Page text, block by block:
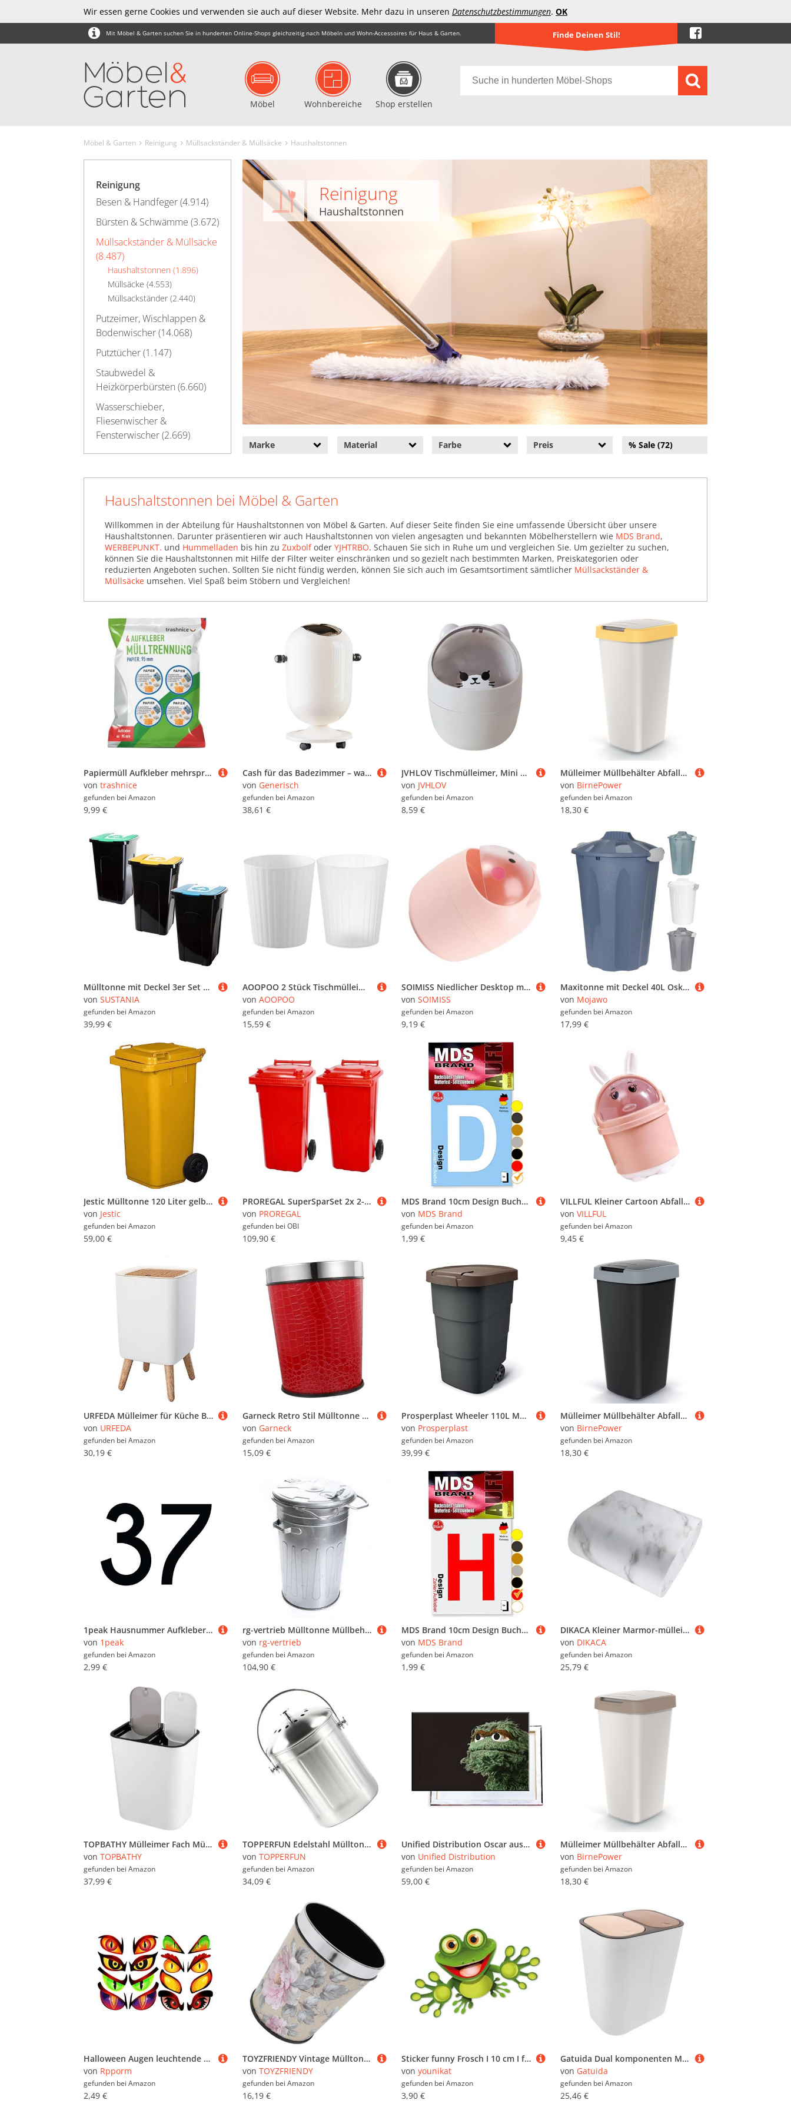
Wir essen gerne Cookies und verwenden sie auch auf dieser Website. Mehr dazu in unseren Datenschutzbestimmungen. OK
Mit Möbel & Garten suchen Sie in hunderten Online-Shops gleichzeitig nach Möbeln und Wohn-Accessoires für Haus & Garten. Finde Deinen Stil!
Möbel Wohnbereiche Shop erstellen
Möbel & Garten Reinigung Müllsackständer & Müllsäcke Haushaltstonnen
Reinigung
Besen & Handfeger (4.914)
Bürsten & Schwämme (3.672)
Müllsackständer & Müllsäcke
(8.487)
Haushaltstonnen (1.896)
Müllsäcke (4.553)
Müllsackständer (2.440)
Putzeimer, Wischlappen &
Bodenwischer (14.068)
Putztücher (1.147)
Staubwedel &
Heizkörperbürsten (6.660)
Wasserschieber,
Fliesenwischer &
Fensterwischer (2.669)
Reinigung
Haushaltstonnen
Marke Material Farbe Preis % Sale (72)
Haushaltstonnen bei Möbel & Garten
Willkommen in der Abteilung für Haushaltstonnen von Möbel & Garten. Auf dieser Seite finden Sie eine umfassende Übersicht über unsere
Haushaltstonnen. Darunter präsentieren wir auch Haushaltstonnen von vielen angesagten und bekannten Möbelherstellern wie MDS Brand,
WERBEPUNKT. und Hummelladen bis hin zu Zuxbolfoder YJHTRBO. Schauen Sie sich in Ruhe um und vergleichen Sie. Um gezielter zu suchen,
können Sie die Haushaltstonnen mit Hilfe der Filter weiter einschränken und so gezielt nach bestimmten Marken, Preiskategorien oder
reduzierten Angeboten suchen. Sollten Sie nicht fündig werden, können Sie sich auch im Gesamtsortiment sämtlicher Müllsackständer &
Müllsäcke umsehen. Viel Spaß beim Stöbern und Vergleichen!
Papiermüll Aufkleber mehrsprachig 4er Pack für Mülltrennung Aufkleber Mülltonne Abfalleimer Set Abfall Abfalleimer-Aufkleber 95 mm, Papiermüll Mülltonnenaufkleber. Mülltonnen Abfalltrennung Papierkorb
von trashnice
gefunden bei Amazon
9,99 €
Cash für das Badezimmer – wasserdichte Mülltonne | 15 l Kanille Hundekissen | Recycling-Organizer mit Rollen für Büro und Gastronomie
von Generisch
gefunden bei Amazon
38,61 €
JVHLOV Tischmülleimer, Mini Mülleimer mit Deckel, Desktop-Mülleimer, Mülltonne Klein Papierkorb, Tragbarer Abnehmbarer Tischabfalleimer, Kunststoff Abfallbehälter für Büro(Weiß/Grau) (Grau)
von JVHLOV
gefunden bei Amazon
8,59 €
Mülleimer Müllbehälter Abfalleimer Biomülleimer Aschgrau mit Deckel Abfallsammler Mülltonne Papierkorb Schwingeimer (Gelb, 25L)
von BirnePower
gefunden bei Amazon
18,30 €
Mülltonne mit Deckel 3er Set 50 Liter Abfalleimer Abfalltonnne Mülleimer mit Farbkodierten Deckeln für Effiziente Drinnen & Draußen Mülltrennung, Langlebig & Wetterfest, 56x36x36cm, Made in EU
von SUSTANIA
gefunden bei Amazon
39,99 €
AOOPOO 2 Stück Tischmülleimer mit Deckel, Mini Mülleimer Tischabfalleimer, Mülltonne Klein Papierkorb aus Kunststoff mit Deckel für Büro, Kinderzimmer, Küche, Schlafzimmer, Schminktisch
von AOOPOO
gefunden bei Amazon
15,59 €
SOIMISS Niedlicher Desktop mülleimer mit Deckel Kompakter Kunststoff abfalleimer für Büro und Zuhause Kleine Tisch mülltonne mit Praktischem Klappdeckel Platzsparend und Leicht zu
von SOIMISS
gefunden bei Amazon
9,19 €
Maxitonne mit Deckel 40L Oskartonne Windeleimer Abfalleimer Kunststoff Mülltonne Abfalltonne Mülleimer, Farben:Hellblau
von Mojawo
gefunden bei Amazon
17,99 €
Jestic Mülltonne 120 Liter gelb mit Gummirädern, für Mülltrennung, Recycling innen außen, EN840
von Jestic
gefunden bei Amazon
59,00 €
PROREGAL SuperSparSet 2x 2-Rad-Mülltonne Mgb HDPE-Kunststoff 120 Liter Rot
von PROREGAL
gefunden bei OBI
109,90 €
MDS Brand 10cm Design Buchstaben Aufkleber Selbstklebende Klebebuchstaben | Wetterfest Alphabet zum Aufkleben für Briefkasten, Auto, Mülltonne, Vinyl Buchstaben für Außen & Innen (Weiss, D)
von MDS Brand
gefunden bei Amazon
1,99 €
VILLFUL Kleiner Cartoon Abfalleimer Mini Desktop Mülleimer aus Robustem PP Pet Material Niedlicher Kleiner Tischmülleimer für Kinderzimmer Wohnzimmer Küche Praktische Dekorative Mülltonne
von VILLFUL
gefunden bei Amazon
9,45 €
URFEDA Mülleimer für Küche Bad, 10L Mülleimer mit Pressdeckel, Nordischer Moderner Abfalleimer, Kunststoff Mülltonne Eimer Mülleimer für Küche Büro Badezimmer Schlafzimmer Wohnzimmer
von URFEDA
gefunden bei Amazon
30,19 €
Garneck Retro Stil Mülltonne ohne Deckel aus Langlebigem Kunststoff mit Edelstahlring Kompakter Kleiner Abfalleimer für Schlafzimmer und Büro Praktischer Papierkorb im Vintage Design
von Garneck
gefunden bei Amazon
15,09 €
Prosperplast Wheeler 110L Müllbehälter mit Rädern und Deckel Mülltonne Müllgroßbehälter Großmülltonne Universaltonne Kunststoff (Braun)
von Prosperplast
gefunden bei Amazon
39,99 €
Mülleimer Müllbehälter Abfalleimer Biomülleimer mit Deckel Abfallsammler Mülltonne 53 x 29 x 26cm Papierkorb 25L Schwingeimer (Grau)
von BirnePower
gefunden bei Amazon
18,30 €
1peak Hausnummer Aufkleber 37 in schwarz, 20 cm groß, für Mülltonne, Tür, Tor & div. Beschriftungen, wetterfest
von 1peak
gefunden bei Amazon
2,99 €
rg-vertrieb Mülltonne Müllbehälter Verzinkt 80L mit Deckel Behälter Abfalltonne Müllgroßbehälter Stahlblech Metallbehälter
von rg-vertrieb
gefunden bei Amazon
104,90 €
MDS Brand 10cm Design Buchstaben Aufkleber A-Z Selbstklebende Klebebuchstaben | Wetterfest Alphabet zum Aufkleben für Briefkasten, Auto, Mülltonne, Vinyl Buchstaben für Außen & Innen (Rot, H)
von MDS Brand
gefunden bei Amazon
1,99 €
DIKACA Kleiner Marmor-mülleimer Kunststoff Schmaler Abfallbehälter Platzsparend für Badezimmer Schlafzimmer Küche Vielseitiger Haushaltstonne Weiß
von DIKACA
gefunden bei Amazon
25,79 €
TOPBATHY Mülleimer Fach Mülltonne Müllcontainer für das Kinderzimmer kleiner Plastikbehälter Abfalleimer doppelte Mülltonne Gitter Kunststoff-Box Kombination
von TOPBATHY
gefunden bei Amazon
37,99 €
TOPPERFUN Edelstahl Mülltonne Für Küche Mit Aktivkohlefilter Geruchsabschirmung Kompostbehälter Für Arbeitsplatte Klein Und Leicht
von TOPPERFUN
gefunden bei Amazon
34,09 €
Unified Distribution Oscar aus der Mülltonne Sesamstraße - 120x80 cm - Bilder & Kunstdrucke fertig auf Leinwand aufgespannt und in erstklassiger Druckqualität
von Unified Distribution
gefunden bei Amazon
59,00 €
Mülleimer Müllbehälter Abfalleimer Biomülleimer Aschgrau mit Deckel Abfallsammler Mülltonne Papierkorb Schwingeimer (Braun, 25L)
von BirnePower
gefunden bei Amazon
18,30 €
Halloween Augen leuchtende dekorative Aufkleber Gepäck Notebook DIY wasserdichte Wandaufkleber Mülltonne Aufkleber Lustig (B, One Size)
von Rpporm
gefunden bei Amazon
2,49 €
TOYZFRIENDY Vintage Mülltonne ohne Deckel aus Robustem Material Großer Öffnung Stilvoller Retro Abfalleimer für Küche Wohnzimmer Schlafzimmer Kompakter Behälter für Sauberes Zuhause
von TOYZFRIENDY
gefunden bei Amazon
16,19 €
Sticker funny Frosch I 10 cm I für Laptop Koffer Roller Kühlschrank Tür Mülltonne Badezimmer als Auto-Aufkleber I lustig cool wetterfest I kfz092
von younikat
gefunden bei Amazon
3,90 €
Gatuida Dual komponenten Mülleimer Kunststoff Abfalltrennung Müllbehälter mit Druckdeckel für Küche und Bad Weiße Mülltonne mit Separater Abfallklassifizierung Leicht zu Reinigen und
von Gatuida
gefunden bei Amazon
25,46 €